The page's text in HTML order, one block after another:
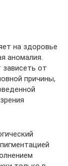
на здоровье
аномалия.
от
причины,